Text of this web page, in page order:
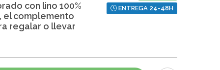
con lino 100%
el complemento
regalar o llevar
ENTREGA 24-48H